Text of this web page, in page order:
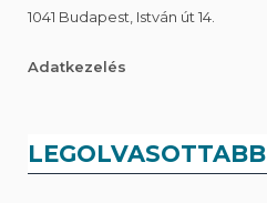
1041 Budapest, István út 14.
Adatkezelés
LEGOLVASOTTABB